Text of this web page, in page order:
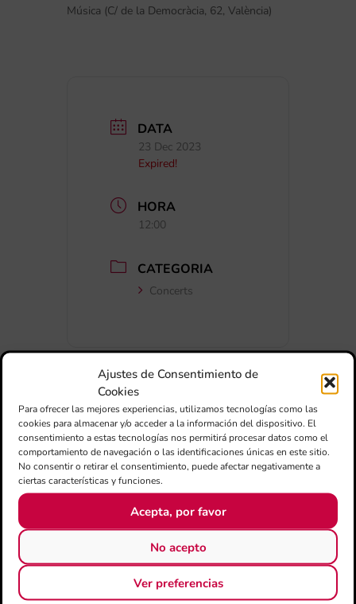
Ajustes de Consentimiento de
Cookies
Para ofrecer las mejores experiencias, utilizamos tecnologías como las
cookies para almacenar y/o acceder a la información del dispositivo. El
consentimiento a estas tecnologías nos permitirá procesar datos como el
comportamiento de navegación o las identificaciones únicas en este sitio.
No consentir o retirar el consentimiento, puede afectar negativamente a
ciertas características y funciones.
Acepta, por favor
No acepto
Ver preferencias
Música (C/ de la Democràcia, 62, València)
DATA
23 Dec 2023
Expired!
HORA
12:00
CATEGORIA
Concerts
+ Afegir a Google Calendar
Exportar + iCal / Outlook